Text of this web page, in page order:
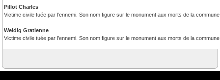
Pillot Charles
Victime civile tuée par l’ennemi. Son nom figure sur le monument aux morts de la
Weidig Gratienne
Victime civile tuée par l’ennemi. Son nom figure sur le monument aux morts de la